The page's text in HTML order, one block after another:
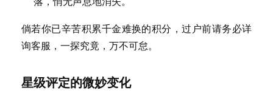
倘若你已辛苦积累千金难换的积分，过户前请务必详
询客服，一探究竟，万不可怠。
星级评定的微妙变化